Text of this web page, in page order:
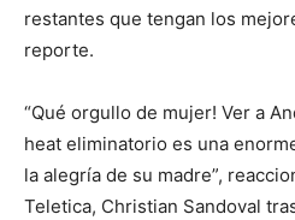
restantes que tengan los
reporte.
“Qué orgullo de mujer! Ver a
heat eliminatorio es una
la alegría de su madre”,
Teletica, Christian Sandoval